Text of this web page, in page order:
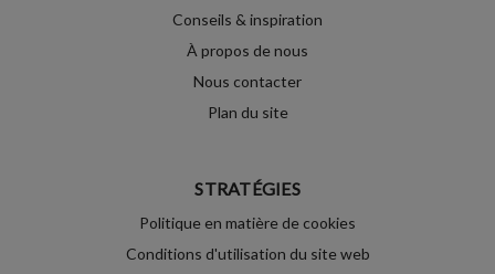
Conseils & inspiration
À propos de nous
Nous contacter
Plan du site
STRATÉGIES
Politique en matière de cookies
Conditions d'utilisation du site web